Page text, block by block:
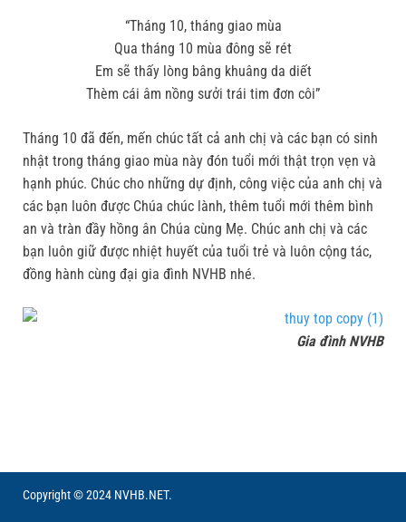
“Tháng 10, tháng giao mùa
Qua tháng 10 mùa đông sẽ rét
Em sẽ thấy lòng bâng khuâng da diết
Thèm cái âm nồng sưởi trái tim đơn côi”
Tháng 10 đã đến, mến chúc tất cả anh chị và các bạn có sinh
nhật trong tháng giao mùa này đón tuổi mới thật trọn vẹn và
hạnh phúc. Chúc cho những dự định, công việc của anh chị và
các bạn luôn được Chúa chúc lành, thêm tuổi mới thêm bình
an và tràn đầy hồng ân Chúa cùng Mẹ. Chúc anh chị và các
bạn luôn giữ được nhiệt huyết của tuổi trẻ và luôn cộng tác,
đồng hành cùng đại gia đình NVHB nhé.
Gia đình NVHB
Copyright © 2024 NVHB.NET.